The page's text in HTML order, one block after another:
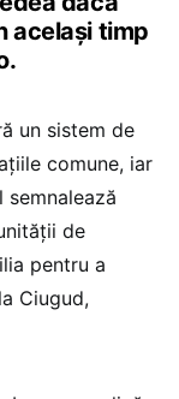
același timp
un sistem de
comune, iar
de
pentru a
Ciugud,